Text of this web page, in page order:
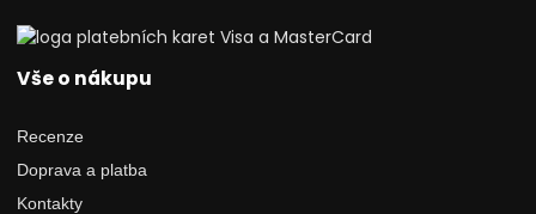
Vše o nákupu
Recenze
Doprava a platba
Kontakty